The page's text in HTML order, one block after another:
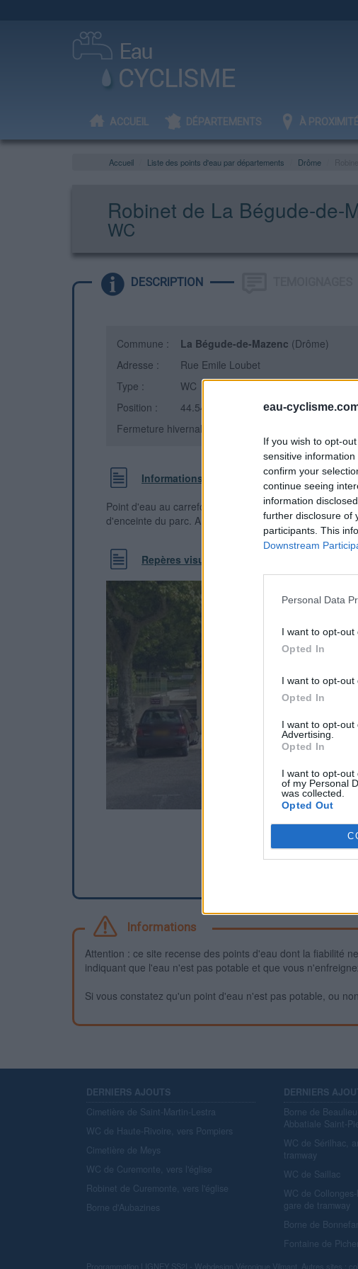
eau-
If you wish to opt-
sensitive
confirm your
continue seeing
information
further disclosure of
participants. This
Downstream
Personal Data
I want to opt-out
Opted In
I want to opt-out
Opted In
I want to opt-out
Advertising.
Opted In
I want to opt-out
of my Personal
was collected.
Opted Out
ACCUEIL DÉPARTEMENTS À PROXIMITÉ
Accueil Liste des points d'eau par départements Drôme
Robinet de La Bégude-de-
WC
DESCRIPTION
Commune : La Bégude-de-Mazenc (Drôme)
Adresse :
Rue Emile Loubet
Type :
WC
Position :
44.544755°N, 4.934468°E
Fermeture hivernale : non
Informations complémentaires
Point d'eau au carrefour du centre du village. Robinet
d'enceinte du parc. A coté des portes des wc publics.
Repères visuels
Informations
Attention : ce site recense des points d'eau dont la fiabilité
indiquant que l'eau n'est pas potable et que vous
Si vous constatez qu'un point d'eau n'est pas potable, ou
DERNIERS AJOUTS
Cimetière de Saint-Martin-Lestra
WC de Haute-Rivoire, vers Pompiers
Cimetière de Meys
WC de Curemonte, vers l'église
Robinet de Curemonte, vers l'église
Borne d'Aubazines
DERNIERS
Borne de
Abbatiale Saint-
WC de Sérilhac,
tramway
WC de Saillac
WC de
gare de tramway
Borne de
Fontaine de
Programmation LIGNEY SS2I - Webdesign Véronique Vilmant . Autres sites :